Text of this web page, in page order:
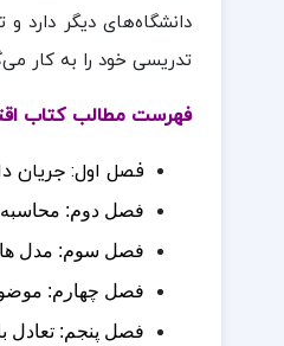
دانشگاه‌های دیگر دارد
تدریسی خود را به کار
فهرست مطالب کتاب
فصل اول: جریان
فصل دوم:
فصل سوم: مدل
فصل چهارم:
فصل پنجم: تعادل